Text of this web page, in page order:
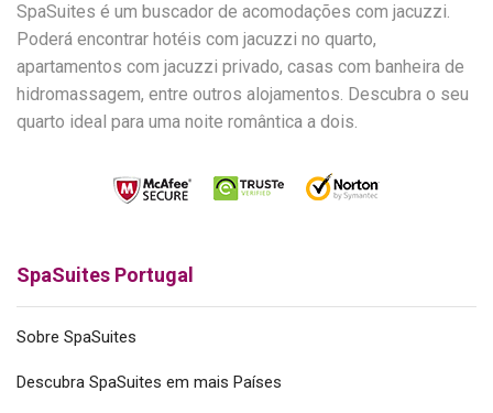
SpaSuites é um buscador de acomodações com jacuzzi.
Poderá encontrar hotéis com jacuzzi no quarto,
apartamentos com jacuzzi privado, casas com banheira de
hidromassagem, entre outros alojamentos. Descubra o seu
quarto ideal para uma noite romântica a dois.
SpaSuites Portugal
Sobre SpaSuites
Descubra SpaSuites em mais Países